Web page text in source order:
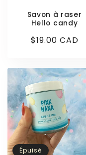
Savon à raser
Hello candy
Prix
$19.00 CAD
Épuisé